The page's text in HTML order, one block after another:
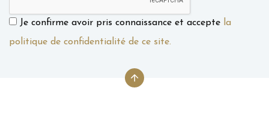
Je confirme avoir pris connaissance et accepte la
politique de confidentialité de ce site.